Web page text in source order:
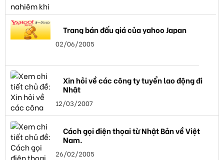
Trang bán đấu giá của yahoo Japan
02/06/2005
Xin hỏi về các công ty tuyển lao động đi
Nhật
12/03/2007
Cách gọi điện thọai từ Nhật Bản về Việt
Nam.
26/02/2005